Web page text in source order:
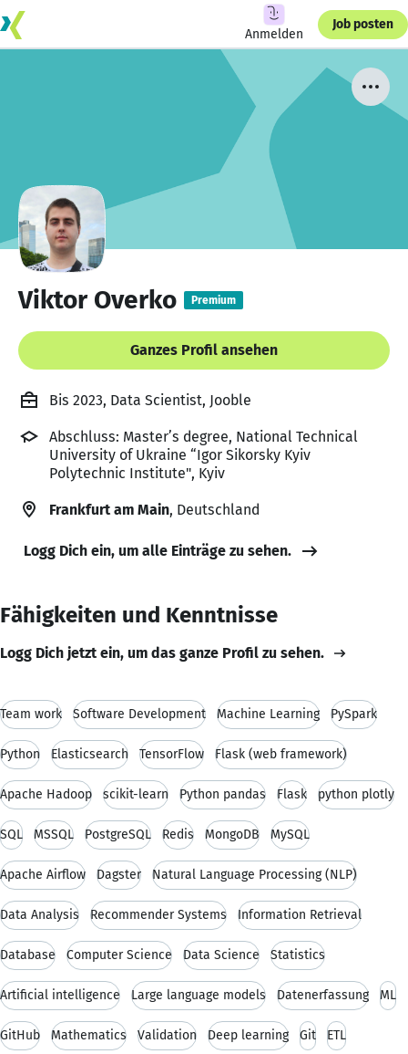
Anmelden
Job posten
Viktor Overko Premium
Ganzes Profil ansehen
Bis 2023, Data Scientist, Jooble
Abschluss: Master’s degree, National Technical
University of Ukraine “Igor Sikorsky Kyiv
Polytechnic Institute", Kyiv
Frankfurt am Main, Deutschland
Logg Dich ein, um alle Einträge zu sehen.
Fähigkeiten und Kenntnisse
Logg Dich jetzt ein, um das ganze Profil zu sehen.
Team work Software Development Machine Learning PySpark
Python Elasticsearch TensorFlow Flask (web framework)
Apache Hadoop scikit-learn Python pandas Flask python plotly
SQL MSSQL PostgreSQL Redis MongoDB MySQL
Apache Airflow Dagster Natural Language Processing (NLP)
Data Analysis Recommender Systems Information Retrieval
Database Computer Science Data Science Statistics
Artificial intelligence Large language models Datenerfassung ML
GitHub Mathematics Validation Deep learning Git ETL